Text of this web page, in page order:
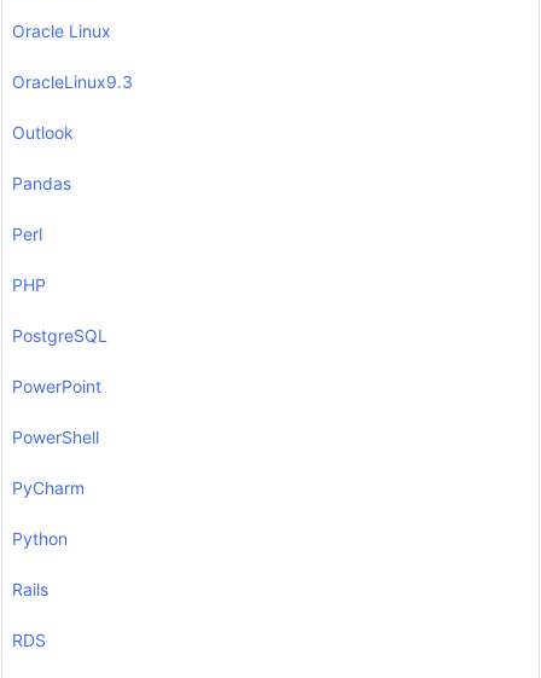
Oracle Linux
OracleLinux9.3
Outlook
Pandas
Perl
PHP
PostgreSQL
PowerPoint
PowerShell
PyCharm
Python
Rails
RDS